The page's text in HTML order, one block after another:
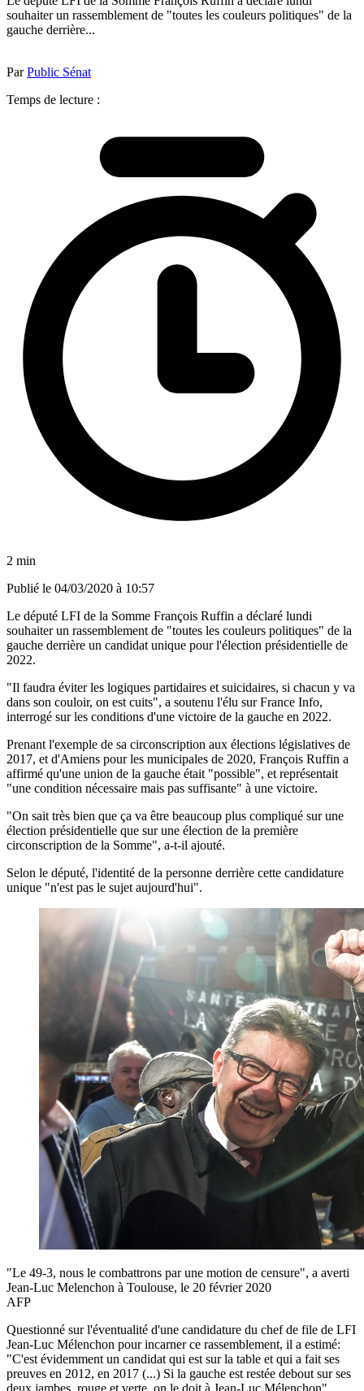
souhaiter un rassemblement de "toutes les couleurs politiques" de la
gauche derrière...
ParPublic Sénat
Temps de lecture :
2 min
Publié le 04/03/2020 à 10:57
Le député LFI de la Somme François Ruffin a déclaré lundi
souhaiter un rassemblement de "toutes les couleurs politiques" de la
gauche derrière un candidat unique pour l'élection présidentielle de
2022.
"Il faudra éviter les logiques partidaires et suicidaires, si chacun y va
dans son couloir, on est cuits", a soutenu l'élu sur France Info,
interrogé sur les conditions d'une victoire de la gauche en 2022.
Prenant l'exemple de sa circonscription aux élections législatives de
2017, et d'Amiens pour les municipales de 2020, François Ruffin a
affirmé qu'une union de la gauche était "possible", et représentait
"une condition nécessaire mais pas suffisante" à une victoire.
"On sait très bien que ça va être beaucoup plus compliqué sur une
élection présidentielle que sur une élection de la première
circonscription de la Somme", a-t-il ajouté.
Selon le député, l'identité de la personne derrière cette candidature
unique "n'est pas le sujet aujourd'hui".
"Le 49-3, nous le combattrons par une motion de censure", a averti
Jean-Luc Melenchon à Toulouse, le 20 février 2020
AFP
Questionné sur l'éventualité d'une candidature du chef de file de LFI
Jean-Luc Mélenchon pour incarner ce rassemblement, il a estimé:
"C'est évidemment un candidat qui est sur la table et qui a fait ses
preuves en 2012, en 2017 (...) Si la gauche est restée debout sur ses
deux jambes, rouge et verte, on le doit à Jean-Luc Mélenchon".